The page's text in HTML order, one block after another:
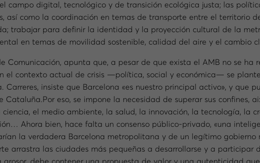
campo digital, tecnológico y de transición ecológica justa; las
así como la coordinación en temas de transporte entre el territorio
trabajar para definir la identidad y la proyección cultural de la
en temas de movilidad sostenible, calidad del aire y el cambio
Comunicación, apunta que, a pesar de que exista el AMB no se ha
el contexto actual de crisis —política, social y económica— se
Carreres, insiste que Barcelona «es nuestro principal activo», y que
Cataluña.Por eso, se impone la necesidad de superar sus confines,
el medio ambiente, la salud, la innovación, la tecnología, la
Ahora bien, hace falta un consenso público-privado, «una
la verdadera Barcelona metropolitana y de un legítimo gobierno
arrastra las ciudades más pequeñas a desarrollarse y a participar
debe contener una propuesta de valor y una autenticidad